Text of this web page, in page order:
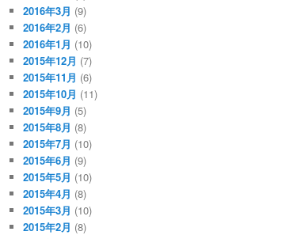
2016年3月 (9)
2016年2月 (6)
2016年1月 (10)
2015年12月 (7)
2015年11月 (6)
2015年10月 (11)
2015年9月 (5)
2015年8月 (8)
2015年7月 (10)
2015年6月 (9)
2015年5月 (10)
2015年4月 (8)
2015年3月 (10)
2015年2月 (8)